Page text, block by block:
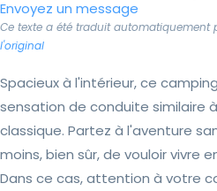
Envoyez un message
Ce texte a été traduit automatiquement
l'original
Spacieux à l'intérieur, ce
sensation de conduite similaire
classique. Partez à l'aventure
moins, bien sûr, de vouloir vivre
Dans ce cas, attention à votre